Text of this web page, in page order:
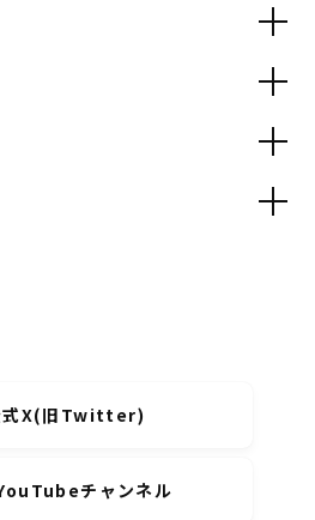
式X(旧Twitter)
チャンネル